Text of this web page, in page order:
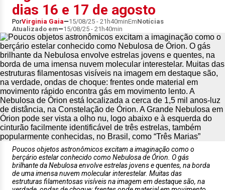
dias 16 e 17 de agosto
PorVirginia Gaia 15/08/25 - 21h40minEmNotícias
Atualizado em
15/08/25 - 21h40min
Poucos objetos astronômicos excitam a imaginação como o
berçário estelar conhecido como Nebulosa de Órion. O gás
brilhante da Nebulosa envolve estrelas jovens e quentes, na borda
de uma imensa nuvem molecular interestelar. Muitas das
estruturas filamentosas visíveis na imagem em destaque são, na